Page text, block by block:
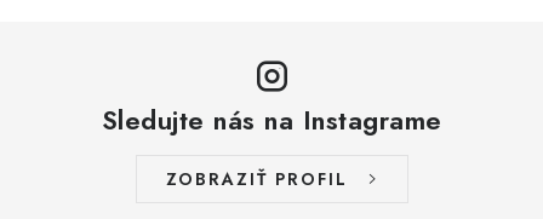
Sledujte nás na Instagrame
ZOBRAZIŤ PROFIL